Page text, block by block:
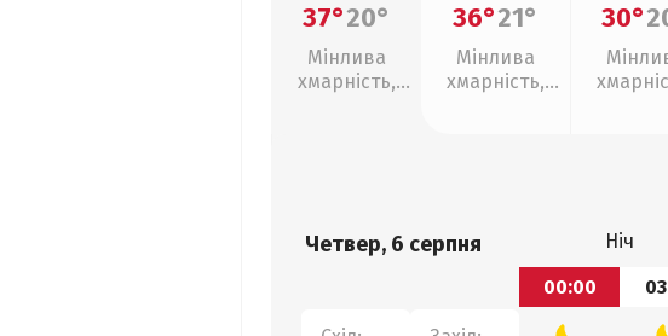
37°20°
Мінлива
хмарність,
36°21°
Мінлива
хмарність,
30°
Четвер, 6 серпня Ніч
00:00